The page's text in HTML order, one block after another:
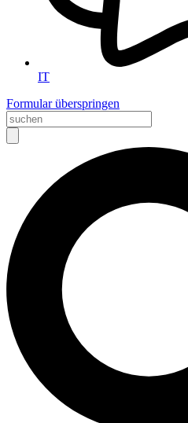
IT
Formular überspringen